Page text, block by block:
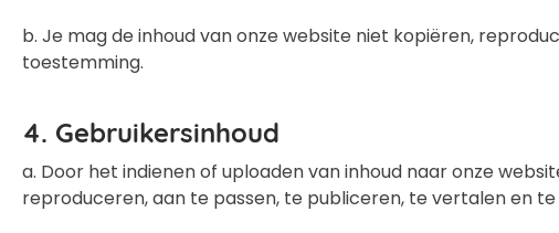
b. Je mag de inhoud van onze website niet kopiëren,
toestemming.
4. Gebruikersinhoud
a. Door het indienen of uploaden van inhoud naar onze
reproduceren, aan te passen, te publiceren, te vertalen en